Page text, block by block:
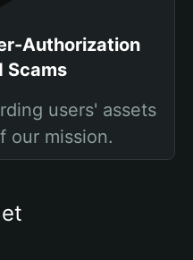
Authorization
Scams
users' assets
our mission.